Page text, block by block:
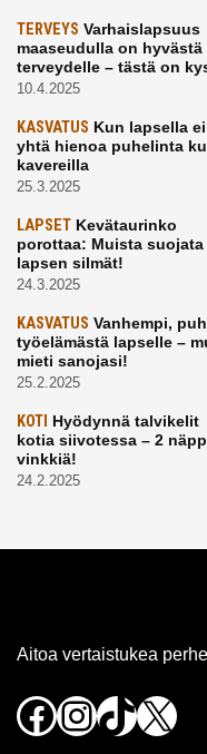
TERVEYS Varhaislapsuus
maaseudulla on hyvästä
terveydelle – tästä on
10.4.2025
KASVATUS Kun lapsella
yhtä hienoa puhelinta
kavereilla
25.3.2025
LAPSET Kevätaurinko
porottaa: Muista suojata
lapsen silmät!
24.3.2025
KASVATUS Vanhempi,
työelämästä lapselle –
mieti sanojasi!
25.2.2025
KOTI Hyödynnä talvikelit
kotia siivotessa – 2
vinkkiä!
24.2.2025
Aitoa vertaistukea
Facebook
Instagram
TikTok
X